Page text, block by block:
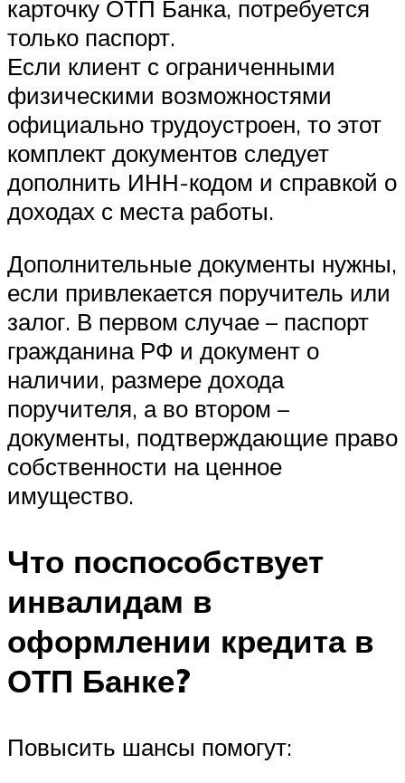
карточку ОТП Банка, потребуется
только паспорт.
Если клиент с ограниченными
физическими возможностями
официально трудоустроен, то этот
комплект документов следует
дополнить ИНН-кодом и справкой о
доходах с места работы.
Дополнительные документы нужны,
если привлекается поручитель или
залог. В первом случае – паспорт
гражданина РФ и документ о
наличии, размере дохода
поручителя, а во втором –
документы, подтверждающие право
собственности на ценное
имущество.
Что поспособствует
инвалидам в
оформлении кредита в
ОТП Банке?
Повысить шансы помогут: